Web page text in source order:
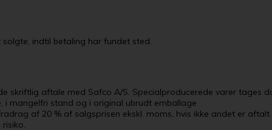
indtil betaling har fundet sted.
skriftlig aftale med Safco A/S. Specialproducerede varer tages
i mangelfri stand og i original ubrudt emballage
af 20 % af salgsprisen ekskl. moms, hvis ikke andet er aftalt.